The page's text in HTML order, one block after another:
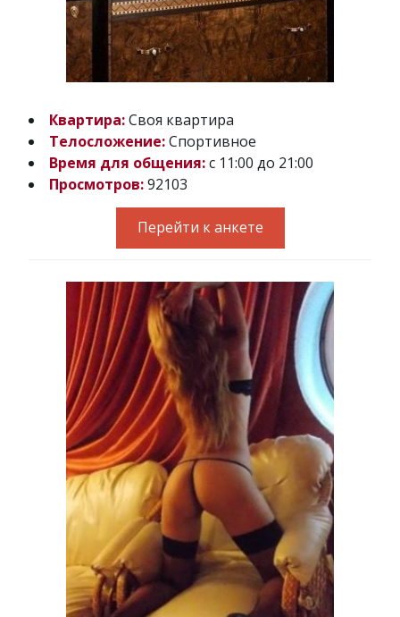
Квартира:Своя квартира
Телосложение:Спортивное
Время для общения:с 11:00 до 21:00
Просмотров:92103
Перейти к анкете